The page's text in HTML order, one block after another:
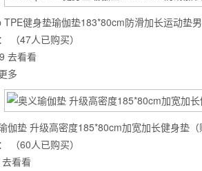
TPE健身垫瑜伽垫183*80cm防滑加长运动垫
（47人已购买）
去看看
多
伽垫 升级高密度185*80cm加宽加长健身垫
（60人已购买）
去看看